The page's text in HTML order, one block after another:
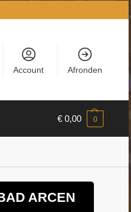
Account Afronden
€ 0,00 0
ARCEN